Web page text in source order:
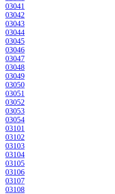
03041
03042
03043
03044
03045
03046
03047
03048
03049
03050
03051
03052
03053
03054
03101
03102
03103
03104
03105
03106
03107
03108